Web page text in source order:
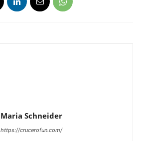
Maria Schneider
https://crucerofun.com/